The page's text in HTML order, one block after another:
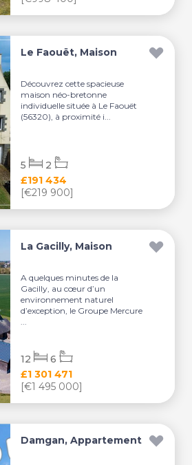
Le Faouët, Maison
Découvrez cette spacieuse
maison néo-bretonne
individuelle située à Le Faouët
(56320), à proximité i...
£191 434
[€219 900]
5 2
La Gacilly, Maison
A quelques minutes de la
Gacilly, au cœur d’un
environnement naturel
d’exception, le Groupe Mercure
£1 301 471
[€1 495 000]
12 6
Damgan, Appartement